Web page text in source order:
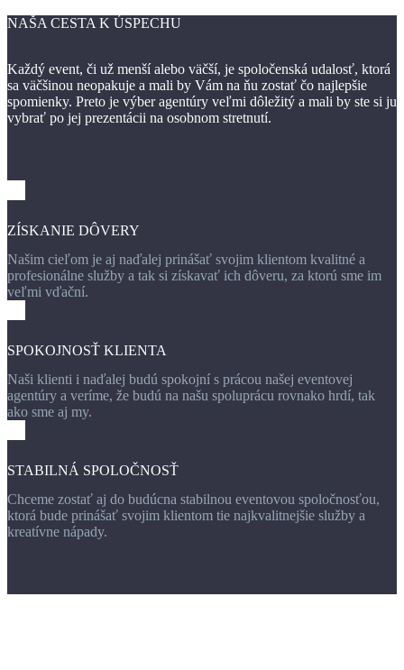
NAŠA CESTA K ÚSPECHU
Každý event, či už menší alebo väčší, je spoločenská udalosť, ktorá
sa väčšinou neopakuje a mali by Vám na ňu zostať čo najlepšie
spomienky. Preto je výber agentúry veľmi dôležitý a mali by ste si ju
vybrať po jej prezentácii na osobnom stretnutí.
ZÍSKANIE DÔVERY
Našim cieľom je aj naďalej prinášať svojim klientom kvalitné a
profesionálne služby a tak si získavať ich dôveru, za ktorú sme im
veľmi vďační.
SPOKOJNOSŤ KLIENTA
Naši klienti i naďalej budú spokojní s prácou našej eventovej
agentúry a veríme, že budú na našu spoluprácu rovnako hrdí, tak
ako sme aj my.
STABILNÁ SPOLOČNOSŤ
Chceme zostať aj do budúcna stabilnou eventovou spoločnosťou,
ktorá bude prinášať svojim klientom tie najkvalitnejšie služby a
kreatívne nápady.